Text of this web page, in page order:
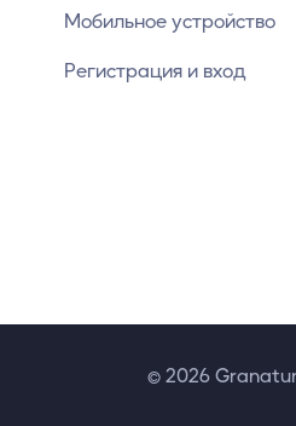
Мобильное устройство
Регистрация и вход
© 2026